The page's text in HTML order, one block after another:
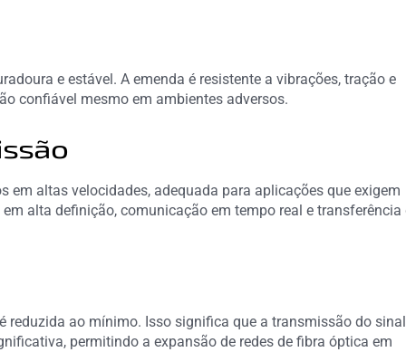
e estável. A emenda é resistente a vibrações, tração e
confiável mesmo em ambientes adversos.
altas velocidades, adequada para aplicações que exigem
alta definição, comunicação em tempo real e transferência
reduzida ao mínimo. Isso significa que a transmissão do sinal
permitindo a expansão de redes de fibra óptica em